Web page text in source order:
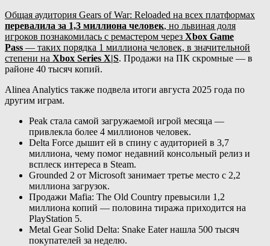
Общая аудитория Gears of War: Reloaded на всех платформах
перевалила за 1,3 миллиона человек, но львиная доля
игроков познакомилась с ремастером через Xbox Game
Pass — таких порядка 1 миллиона человек, в значительной
степени на Xbox Series X|S. Продажи на ПК скромные — в
районе 40 тысяч копий.
Alinea Analytics также подвела итоги августа 2025 года по
другим играм.
Peak стала самой загружаемой игрой месяца —
привлекла более 4 миллионов человек.
Delta Force дышит ей в спину с аудиторией в 3,7
миллиона, чему помог недавний консольный релиз и
всплеск интереса в Steam.
Grounded 2 от Microsoft занимает третье место с 2,2
миллиона загрузок.
Продажи Mafia: The Old Country превысили 1,2
миллиона копий — половина тиража приходится на
PlayStation 5.
Metal Gear Solid Delta: Snake Eater нашла 500 тысяч
покупателей за неделю.